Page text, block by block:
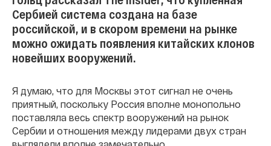
Сербией система создана на базе
российской, и в скором времени на рынке
можно ожидать появления китайских клонов
новейших вооружений.
Я думаю, что для Москвы этот сигнал не очень
приятный, поскольку Россия вполне монопольно
поставляла весь спектр вооружений на рынок
Сербии и отношения между лидерами двух стран